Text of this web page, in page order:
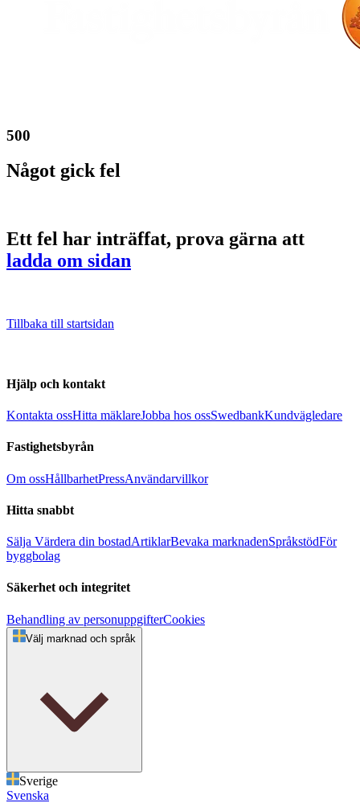
500
Något gick fel
Ett fel har inträffat, prova gärna att
ladda om sidan
Tillbaka till startsidan
Hjälp och kontakt
Kontakta ossHitta mäklareJobba hos ossSwedbankKundvägledare
Fastighetsbyrån
Om ossHållbarhetPressAnvändarvillkor
Hitta snabbt
Sälja Värdera din bostadArtiklarBevaka marknadenSpråkstödFör
byggbolag
Säkerhet och integritet
Behandling av personuppgifterCookies
Välj marknad och språk
Sverige
Svenska